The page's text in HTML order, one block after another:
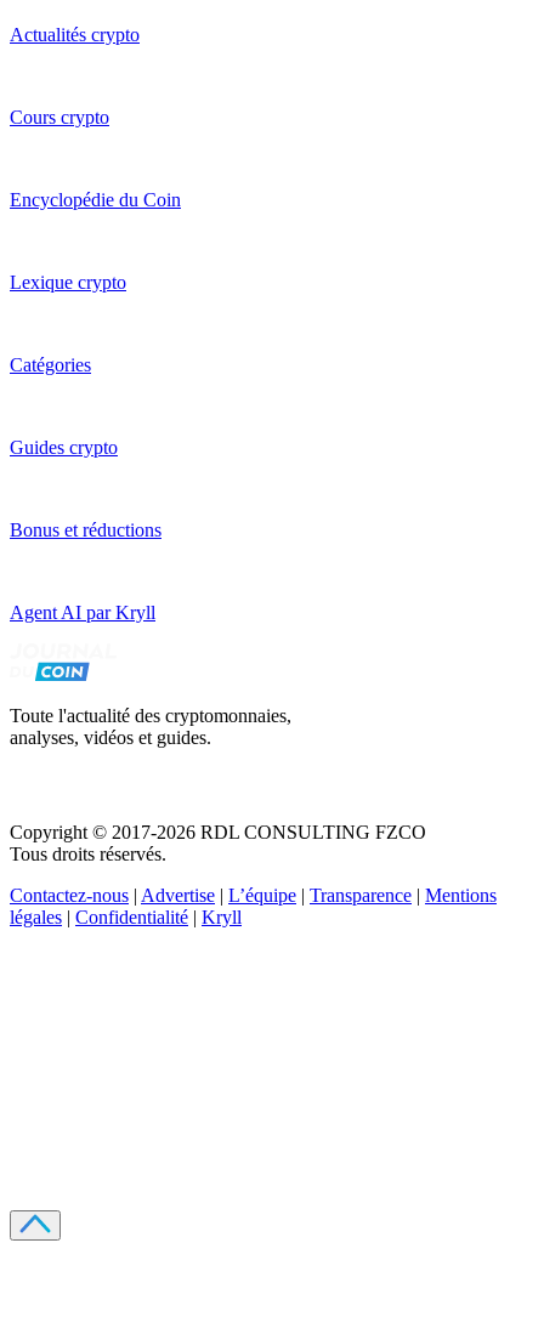
Actualités crypto
Cours crypto
Encyclopédie du Coin
Lexique crypto
Catégories
Guides crypto
Bonus et réductions
Agent AI par Kryll
Toute l'actualité des cryptomonnaies,
analyses, vidéos et guides.
Copyright © 2017-2026 RDL CONSULTING FZCO
Tous droits réservés.
Contactez-nous | Advertise | L’équipe | Transparence | Mentions
légales | Confidentialité | Kryll